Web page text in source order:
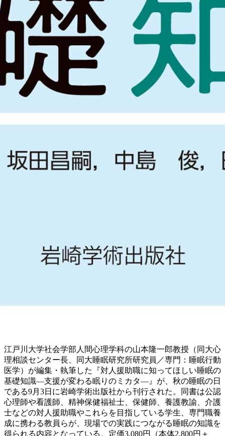
江戸川大学社会学部人間心理学科の山本隆一郎教授（同大心
理相談センター長、同大睡眠研究所研究員／専門：睡眠行動
医学）が編集・執筆した『対人援助職に知ってほしい睡眠の
基礎知識―支援が変わる眠りのミカタ―』が、秋の睡眠の日
である9月3日に岩崎学術出版社から刊行された。同書は公認
心理師や看護師、精神保健福祉士、保健師、養護教諭、介護
士などの対人援助職やこれらを目指している学生、専門職養
成に携わる教員らが、現場での実践につながる睡眠の知識を
得られる内容となっている。定価3,080円（本体2,800円＋